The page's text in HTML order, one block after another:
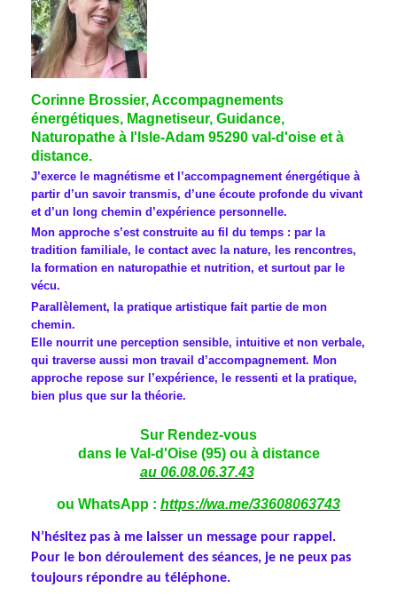
Corinne Brossier, Accompagnements
énergétiques, Magnetiseur, Guidance,
Naturopathe à l'Isle-Adam 95290 val-d'oise et à
distance.
J’exerce le magnétisme et l’accompagnement énergétique à
partir d’un savoir transmis, d’une écoute profonde du vivant
et d’un long chemin d’expérience personnelle.
Mon approche s’est construite au fil du temps : par la
tradition familiale, le contact avec la nature, les rencontres,
la formation en naturopathie et nutrition, et surtout par le
vécu.
Parallèlement, la pratique artistique fait partie de mon
chemin.
Elle nourrit une perception sensible, intuitive et non verbale,
qui traverse aussi mon travail d’accompagnement. Mon
approche repose sur l’expérience, le ressenti et la pratique,
bien plus que sur la théorie.
Sur Rendez-vous
dans le Val-d'Oise (95) ou à distance
au 06.08.06.37.43
ou WhatsApp : https://wa.me/33608063743
N’hésitez pas à me laisser un message pour rappel.
Pour le bon déroulement des séances, je ne peux pas
toujours répondre au téléphone.